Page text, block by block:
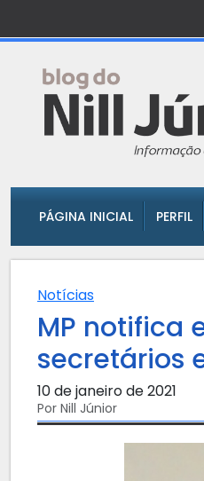
PÁGINA INICIAL PERFIL
Notícias
MP notifica
secretários
10 de janeiro de 2021
Por Nill Júnior